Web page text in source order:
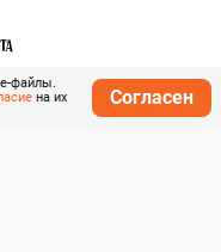
файлы.
на их
Согласен